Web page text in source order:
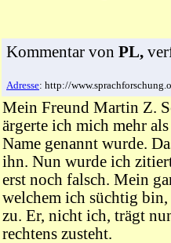
Kommentar von PL,
Adresse: http://
Mein Freund Martin Z.
ärgerte ich mich mehr
Name genannt wurde.
ihn. Nun wurde ich
erst noch falsch. Mein
welchem ich süchtig
zu. Er, nicht ich, trägt
rechtens zusteht.